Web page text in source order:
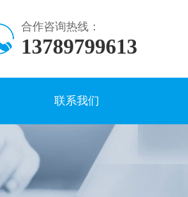
合作咨询热线：
13789799613
联系我们